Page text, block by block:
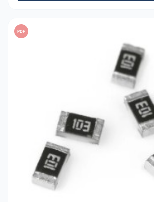
PDF